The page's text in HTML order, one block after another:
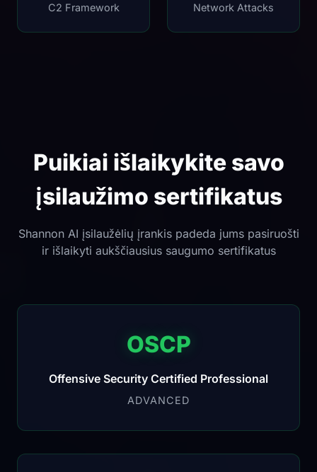
C2 Framework Network Attacks
Puikiai išlaikykite savo
įsilaužimo sertifikatus
Shannon AI įsilaužėlių įrankis padeda jums pasiruošti
ir išlaikyti aukščiausius saugumo sertifikatus
OSCP
Offensive Security Certified Professional
ADVANCED